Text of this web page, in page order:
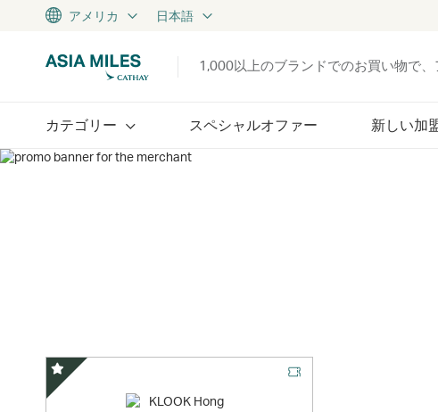
アメリカ 日本語
1,000以上のブランドでのお買い物で
カテゴリー スペシャルオファー 新しい加
スペシャルオファー